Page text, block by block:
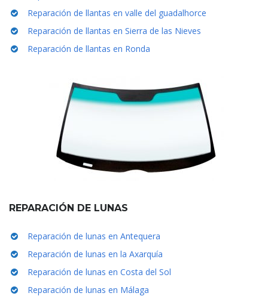
Reparación de llantas en valle del guadalhorce
Reparación de llantas en Sierra de las Nieves
Reparación de llantas en Ronda
REPARACIÓN DE LUNAS
Reparación de lunas en Antequera
Reparación de lunas en la Axarquía
Reparación de lunas en Costa del Sol
Reparación de lunas en Málaga